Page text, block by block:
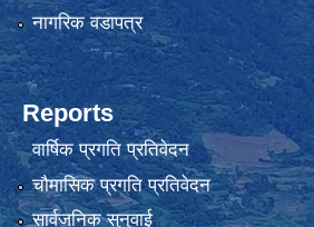
नागरिक वडापत्र
Reports
वार्षिक प्रगति प्रतिवेदन
चौमासिक प्रगति प्रतिवेदन
सार्वजनिक सुनुवाई